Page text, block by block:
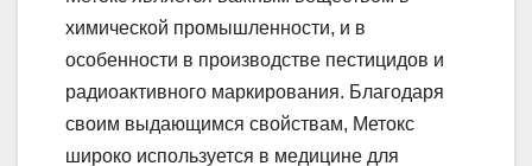
химической промышленности, и в
особенности в производстве пестицидов и
радиоактивного маркирования. Благодаря
своим выдающимся свойствам, Метокс
широко используется в медицине для